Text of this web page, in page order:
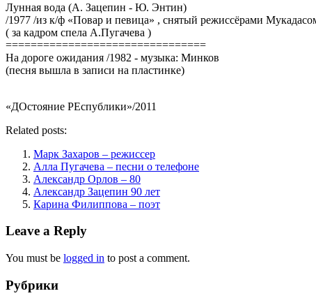
Лунная вода (А. Зацепин - Ю. Энтин)
/1977 /из к/ф «Повар и певица» , снятый режиссёрами
( за кадром спела А.Пугачева )
================================
На дороге ожидания /1982 - музыка: Минков
(песня вышла в записи на пластинке)
«ДОстояние РЕспублики»/2011
Related posts:
Марк Захаров – режиссер
Алла Пугачева – песни о телефоне
Александр Орлов – 80
Александр Зацепин 90 лет
Карина Филиппова – поэт
Leave a Reply
You must be logged in to post a comment.
Рубрики